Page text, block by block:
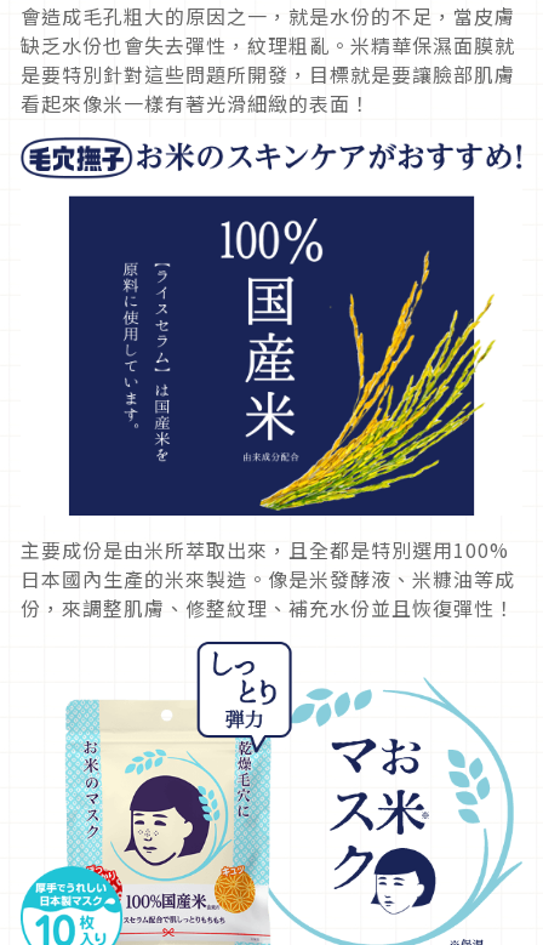
會造成毛孔粗大的原因之一，就是水份的不足，當皮膚
缺乏水份也會失去彈性，紋理粗亂。米精華保濕面膜就
是要特別針對這些問題所開發，目標就是要讓臉部肌膚
看起來像米一樣有著光滑細緻的表面！
主要成份是由米所萃取出來，且全都是特別選用100%
日本國內生產的米來製造。像是米發酵液、米糠油等成
份，來調整肌膚、修整紋理、補充水份並且恢復彈性！